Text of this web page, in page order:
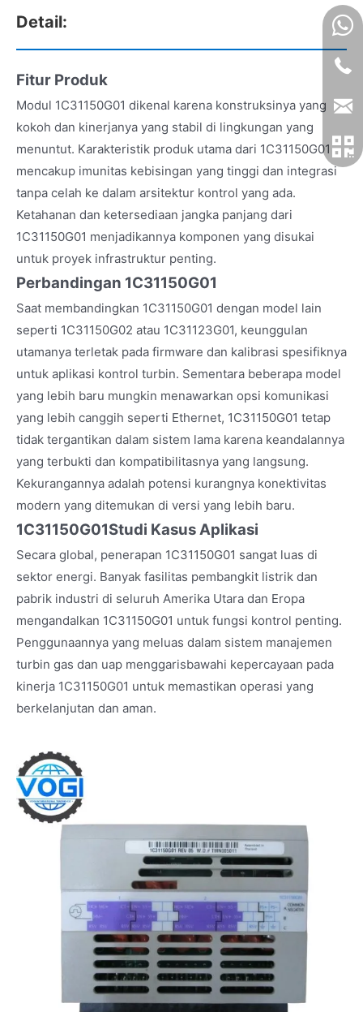
Detail:
Fitur Produk
Modul 1C31150G01 dikenal karena konstruksinya yang
kokoh dan kinerjanya yang stabil di lingkungan yang
menuntut. Karakteristik produk utama dari 1C31150G01
mencakup imunitas kebisingan yang tinggi dan integrasi
tanpa celah ke dalam arsitektur kontrol yang ada.
Ketahanan dan ketersediaan jangka panjang dari
1C31150G01 menjadikannya komponen yang disukai
untuk proyek infrastruktur penting.
Perbandingan 1C31150G01
Saat membandingkan 1C31150G01 dengan model lain
seperti 1C31150G02 atau 1C31123G01, keunggulan
utamanya terletak pada firmware dan kalibrasi spesifiknya
untuk aplikasi kontrol turbin. Sementara beberapa model
yang lebih baru mungkin menawarkan opsi komunikasi
yang lebih canggih seperti Ethernet, 1C31150G01 tetap
tidak tergantikan dalam sistem lama karena keandalannya
yang terbukti dan kompatibilitasnya yang langsung.
Kekurangannya adalah potensi kurangnya konektivitas
modern yang ditemukan di versi yang lebih baru.
1C31150G01Studi Kasus Aplikasi
Secara global, penerapan 1C31150G01 sangat luas di
sektor energi. Banyak fasilitas pembangkit listrik dan
pabrik industri di seluruh Amerika Utara dan Eropa
mengandalkan 1C31150G01 untuk fungsi kontrol penting.
Penggunaannya yang meluas dalam sistem manajemen
turbin gas dan uap menggarisbawahi kepercayaan pada
kinerja 1C31150G01 untuk memastikan operasi yang
berkelanjutan dan aman.